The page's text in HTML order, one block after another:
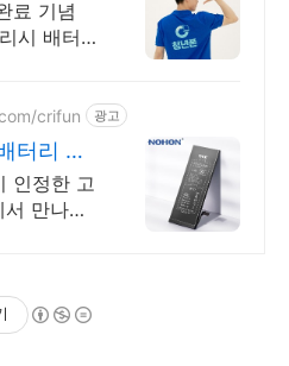
리매입
료 기념
시 배터
crifun 광고
터리 고
인정한 고
만나보